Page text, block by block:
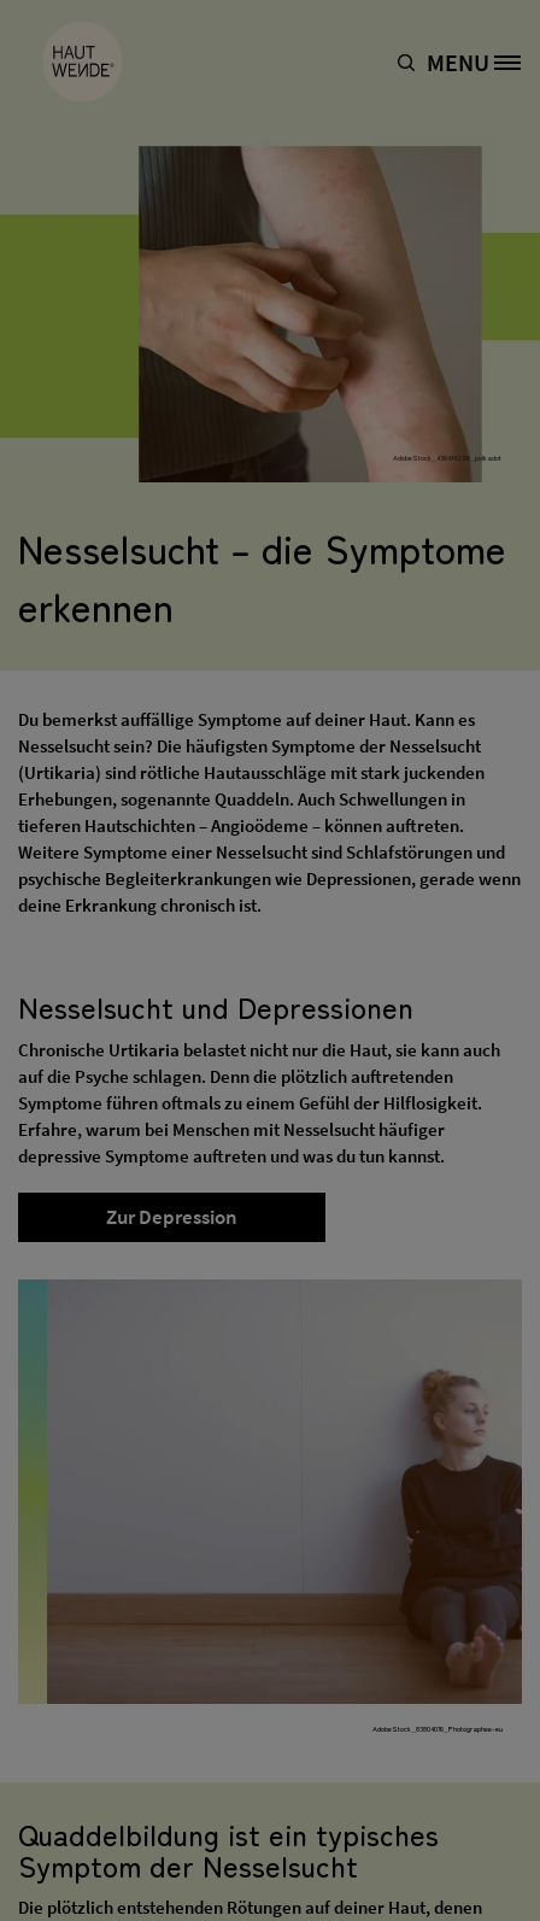
Site Logo MENU
AdobeStock_436474226_polkadot
Nesselsucht – die Symptome
erkennen
Du bemerkst auffällige Symptome auf deiner Haut. Kann es
Nesselsucht sein? Die häufigsten Symptome der Nesselsucht
(Urtikaria) sind rötliche Hautausschläge mit stark juckenden
Erhebungen, sogenannte Quaddeln. Auch Schwellungen in
tieferen Hautschichten – Angioödeme – können auftreten.
Weitere Symptome einer Nesselsucht sind Schlafstörungen und
psychische Begleiterkrankungen wie Depressionen, gerade wenn
deine Erkrankung chronisch ist.
Nesselsucht und Depressionen
Chronische Urtikaria belastet nicht nur die Haut, sie kann auch
auf die Psyche schlagen. Denn die plötzlich auftretenden
Symptome führen oftmals zu einem Gefühl der Hilflosigkeit.
Erfahre, warum bei Menschen mit Nesselsucht häufiger
depressive Symptome auftreten und was du tun kannst.
Zur Depression
AdobeStock_83804076_Photographee-eu
Quaddelbildung ist ein typisches
Symptom der Nesselsucht
Die plötzlich entstehenden Rötungen auf deiner Haut, denen